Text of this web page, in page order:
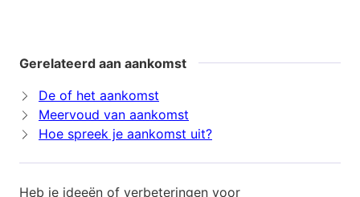
Gerelateerd aan aankomst
De of het aankomst
Meervoud van aankomst
Hoe spreek je aankomst uit?
Heb je ideeën of verbeteringen voor